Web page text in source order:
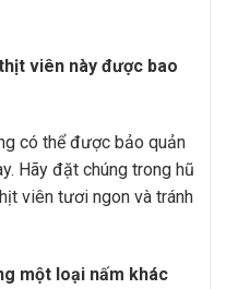
viên này được bao
có thể được bảo quản
Hãy đặt chúng trong hũ
viên tươi ngon và tránh
một loại nấm khác